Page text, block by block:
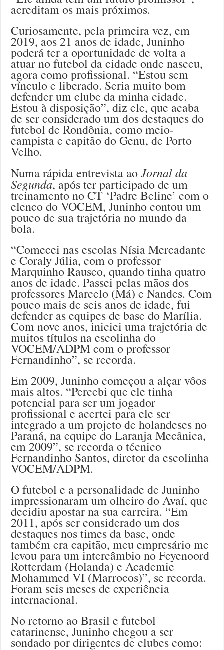
acreditam os mais próximos.
Curiosamente, pela primeira vez, em
2019, aos 21 anos de idade, Juninho
poderá ter a oportunidade de volta a
atuar no futebol da cidade onde nasceu,
agora como profissional. “Estou sem
vínculo e liberado. Seria muito bom
defender um clube da minha cidade.
Estou à disposição”, diz ele, que acaba
de ser considerado um dos destaques do
futebol de Rondônia, como meio-
campista e capitão do Genu, de Porto
Velho.
Numa rápida entrevista aoJornal da
Segunda, após ter participado de um
treinamento no CT ‘Padre Beline’ com o
elenco do VOCEM, Juninho contou um
pouco de sua trajetória no mundo da
bola.
“Comecei nas escolas Nísia Mercadante
e Coraly Júlia, com o professor
Marquinho Rauseo, quando tinha quatro
anos de idade. Passei pelas mãos dos
professores Marcelo (Má) e Nandes. Com
pouco mais de seis anos de idade, fui
defender as equipes de base do Marília.
Com nove anos, iniciei uma trajetória de
muitos títulos na escolinha do
VOCEM/ADPM com o professor
Fernandinho”, se recorda.
Em 2009, Juninho começou a alçar vôos
mais altos. “Percebi que ele tinha
potencial para ser um jogador
profissional e acertei para ele ser
integrado a um projeto de holandeses no
Paraná, na equipe do Laranja Mecânica,
em 2009”, se recorda o técnico
Fernandinho Santos, diretor da escolinha
VOCEM/ADPM.
O futebol e a personalidade de Juninho
impressionaram um olheiro do Avaí, que
decidiu apostar na sua carreira. “Em
2011, após ser considerado um dos
destaques nos times da base, onde
também era capitão, meu empresário me
levou para um intercâmbio no Feyenoord
Rotterdam (Holanda) e Academie
Mohammed VI (Marrocos)”, se recorda.
Foram seis meses de experiência
internacional.
No retorno ao Brasil e futebol
catarinense, Juninho chegou a ser
sondado por dirigentes de clubes como: